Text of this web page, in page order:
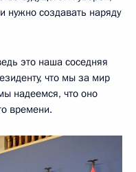
нужно создавать наряду
это наша соседняя
что мы за мир
надеемся, что оно
времени.